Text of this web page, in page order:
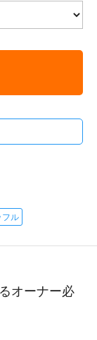
フル
オーナー必